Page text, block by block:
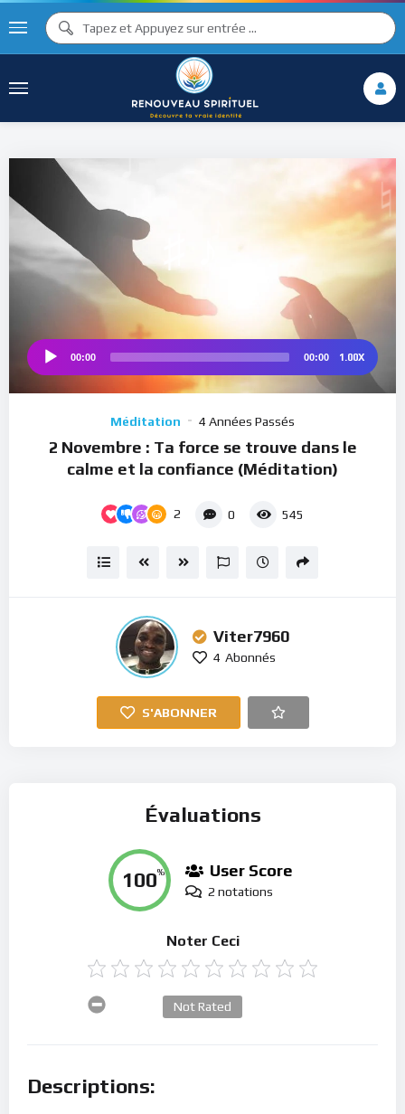
♫ ♩
♩
♯ ♪ ♯ ♬
♫
♮
00:00 00:00 1.00X
Méditation 4 Années Passés
2 Novembre : Ta force se trouve dans le
calme et la confiance (Méditation)
2 0 545
Viter7960
4 Abonnés
S'ABONNER
Évaluations
100% User Score
2 notations
Noter Ceci
Not Rated
Descriptions: